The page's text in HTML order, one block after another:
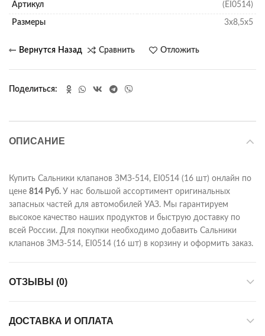
Артикул (EI0514)
Размеры 3х8,5х5
Сравнить Отложить
Поделиться
ОПИСАНИЕ
Купить Сальники клапанов ЗМЗ-514, EI0514 (16 шт) онлайн по
цене 814 Руб. У нас большой ассортимент оригинальных
запасных частей для автомобилей УАЗ. Мы гарантируем
высокое качество наших продуктов и быструю доставку по
всей России. Для покупки необходимо добавить Сальники
клапанов ЗМЗ-514, EI0514 (16 шт) в корзину и оформить заказ.
ОТЗЫВЫ (0)
ДОСТАВКА И ОПЛАТА